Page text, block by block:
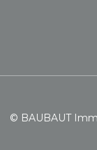
© BAUBAUT